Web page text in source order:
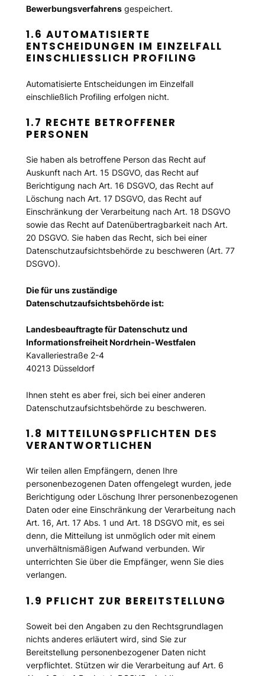
Bewerbungsverfahrensgespeichert.
1.6 AUTOMATISIERTE
ENTSCHEIDUNGEN IM EINZELFALL
EINSCHLIESSLICH PROFILING
Automatisierte Entscheidungen im Einzelfall
einschließlich Profiling erfolgen nicht.
1.7 RECHTE BETROFFENER
PERSONEN
Sie haben als betroffene Person das Recht auf
Auskunft nach Art. 15 DSGVO, das Recht auf
Berichtigung nach Art. 16 DSGVO, das Recht auf
Löschung nach Art. 17 DSGVO, das Recht auf
Einschränkung der Verarbeitung nach Art. 18 DSGVO
sowie das Recht auf Datenübertragbarkeit nach Art.
20 DSGVO. Sie haben das Recht, sich bei einer
Datenschutzaufsichtsbehörde zu beschweren (Art. 77
DSGVO).
Die für uns zuständige
Datenschutzaufsichtsbehörde ist:
Landesbeauftragte für Datenschutz und
Informationsfreiheit Nordrhein-Westfalen
Kavalleriestraße 2-4
40213 Düsseldorf
Ihnen steht es aber frei, sich bei einer anderen
Datenschutzaufsichtsbehörde zu beschweren.
1.8 MITTEILUNGSPFLICHTEN DES
VERANTWORTLICHEN
Wir teilen allen Empfängern, denen Ihre
personenbezogenen Daten offengelegt wurden, jede
Berichtigung oder Löschung Ihrer personenbezogenen
Daten oder eine Einschränkung der Verarbeitung nach
Art. 16, Art. 17 Abs. 1 und Art. 18 DSGVO mit, es sei
denn, die Mitteilung ist unmöglich oder mit einem
unverhältnismäßigen Aufwand verbunden. Wir
unterrichten Sie über die Empfänger, wenn Sie dies
verlangen.
1.9 PFLICHT ZUR BEREITSTELLUNG
Soweit bei den Angaben zu den Rechtsgrundlagen
nichts anderes erläutert wird, sind Sie zur
Bereitstellung personenbezogener Daten nicht
verpflichtet. Stützen wir die Verarbeitung auf Art. 6